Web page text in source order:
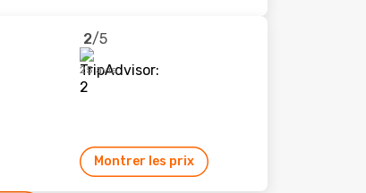
2/5
25 avis
Montrer les prix